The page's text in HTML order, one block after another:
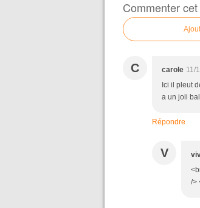
Commenter
C carole 11/
Ici il pleut
a un joli
Répondre
V
/>